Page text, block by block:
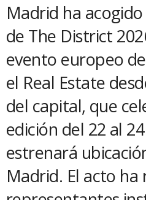
Madrid ha
de The District
evento europeo
el Real Estate
del capital, que
edición del 22 al
estrenará
Madrid. El acto ha